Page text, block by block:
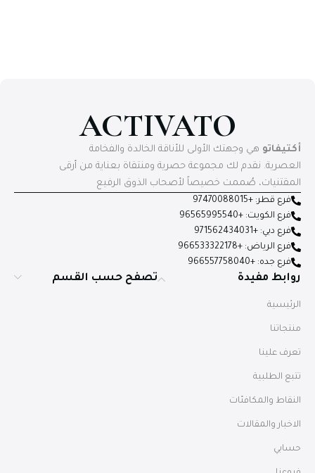
ACTIVATO
أكتيفاتو هي وجهتك الأولى للأناقة الخالدة والفخامة
العصرية. نقدم لك مجموعة حصرية ومنتقاة بعناية من أرقى
المقتنيات، صُممت خصيصاً لأصحاب الذوق الرفيع
فرع قطر: +97470088015
فرع الكويت: +96565995540
فرع دبي: +971562434031
فرع الرياض: +966533322178
فرع جده: +966557758040
روابط مفيدة
الرئيسية
منتجاتنا
تعرف علينا
تتبع الطلبية
النقاط والمكافئات
الاخبار والمقالات
حسابي
تصفح حسب القسم